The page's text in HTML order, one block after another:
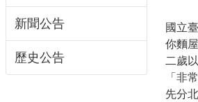
新聞公告
歷史公告
國立
你麵
二歲
「非
先分